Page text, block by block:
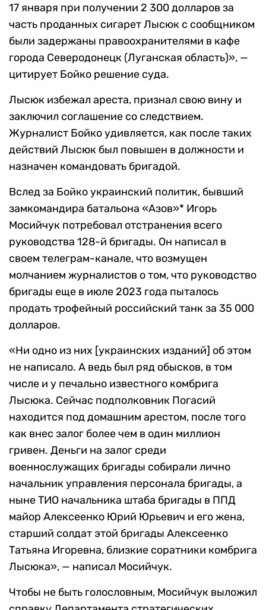
17 января при получении 2 300 долларов за
часть проданных сигарет Лысюк с сообщником
были задержаны правоохранителями в кафе
города Северодонецк (Луганская область)», —
цитирует Бойко решение суда.
Лысюк избежал ареста, признал свою вину и
заключил соглашение со следствием.
Журналист Бойко удивляется, как после таких
действий Лысюк был повышен в должности и
назначен командовать бригадой.
Вслед за Бойко украинский политик, бывший
замкомандира батальона «Азов»* Игорь
Мосийчук потребовал отстранения всего
руководства 128-й бригады. Он написал в
своем телеграм-канале, что возмущен
молчанием журналистов о том, что руководство
бригады еще в июле 2023 года пыталось
продать трофейный российский танк за 35 000
долларов.
«Ни одно из них [украинских изданий] об этом
не написало. А ведь был ряд обысков, в том
числе и у печально известного комбрига
Лысюка. Сейчас подполковник Погасий
находится под домашним арестом, после того
как внес залог более чем в один миллион
гривен. Деньги на залог среди
военнослужащих бригады собирали лично
начальник управления персонала бригады, а
ныне ТИО начальника штаба бригады в ППД
майор Алексеенко Юрий Юрьевич и его жена,
старший солдат этой бригады Алексеенко
Татьяна Игоревна, близкие соратники комбрига
Лысюка», — написал Мосийчук.
Чтобы не быть голословным, Мосийчук выложил